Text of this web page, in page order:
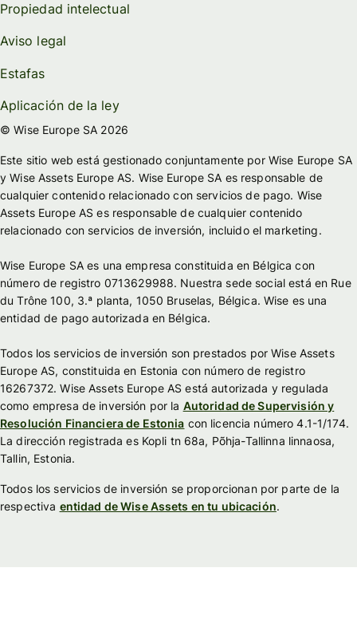
Propiedad intelectual
Aviso legal
Estafas
Aplicación de la ley
© Wise Europe SA 2026
Este sitio web está gestionado conjuntamente por Wise Europe SA
y Wise Assets Europe AS. Wise Europe SA es responsable de
cualquier contenido relacionado con servicios de pago. Wise
Assets Europe AS es responsable de cualquier contenido
relacionado con servicios de inversión, incluido el marketing.
Wise Europe SA es una empresa constituida en Bélgica con
número de registro 0713629988. Nuestra sede social está en Rue
du Trône 100, 3.ª planta, 1050 Bruselas, Bélgica. Wise es una
entidad de pago autorizada en Bélgica.
Todos los servicios de inversión son prestados por Wise Assets
Europe AS, constituida en Estonia con número de registro
16267372. Wise Assets Europe AS está autorizada y regulada
como empresa de inversión por la Autoridad de Supervisión y
Resolución Financiera de Estonia con licencia número 4.1-1/174.
La dirección registrada es Kopli tn 68a, Põhja-Tallinna linnaosa,
Tallin, Estonia.
Todos los servicios de inversión se proporcionan por parte de la
respectiva entidad de Wise Assets en tu ubicación.